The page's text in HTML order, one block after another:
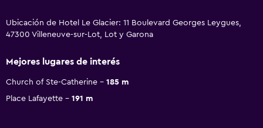
Ubicación de Hotel Le Glacier: 11 Boulevard Georges Leygues,
47300 Villeneuve-sur-Lot, Lot y Garona
Mejores lugares de interés
Church of Ste-Catherine
185 m
Place Lafayette
191 m